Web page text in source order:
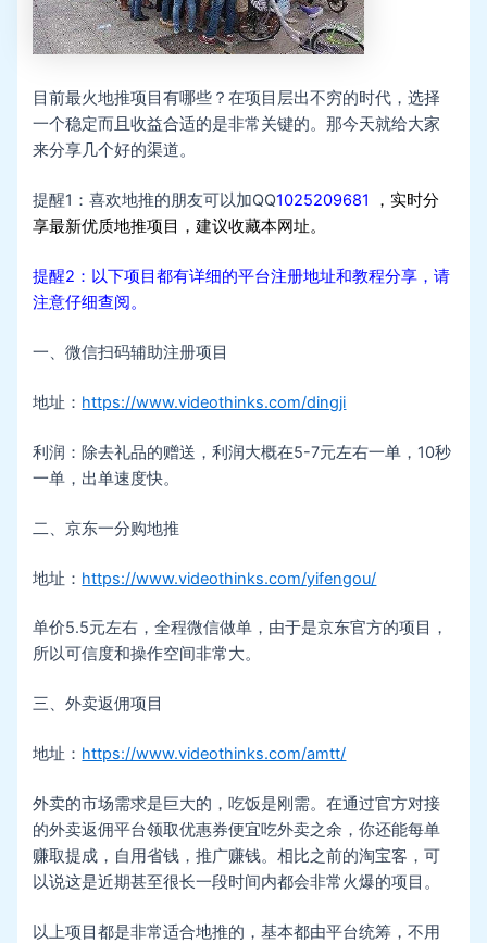
目前最火地推项目有哪些？在项目层出不穷的时代，选择
一个稳定而且收益合适的是非常关键的。那今天就给大家
来分享几个好的渠道。
提醒1：喜欢地推的朋友可以加QQ1025209681
，实时分
享最新优质地推项目，建议收藏本网址。
提醒2：以下项目都有详细的平台注册地址和教程分享，请
注意仔细查阅。
一、微信扫码辅助注册项目
地址： https://www.videothinks.com/dingji
利润：除去礼品的赠送，利润大概在5-7元左右一单，10秒
一单，出单速度快。
二、京东一分购地推
地址： https://www.videothinks.com/yifengou/
单价5.5元左右，全程微信做单，由于是京东官方的项目，
所以可信度和操作空间非常大。
三、外卖返佣项目
地址： https://www.videothinks.com/amtt/
外卖的市场需求是巨大的，吃饭是刚需。在通过官方对接
的外卖返佣平台领取优惠券便宜吃外卖之余，你还能每单
赚取提成，自用省钱，推广赚钱。相比之前的淘宝客，可
以说这是近期甚至很长一段时间内都会非常火爆的项目。
以上项目都是非常适合地推的，基本都由平台统筹，不用